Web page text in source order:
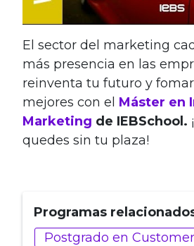
El sector del marketing
más presencia en las
reinventa tu futuro y
mejores con el Máster en
Marketing de IEBSchool.
quedes sin tu plaza!
Programas
Postgrado en